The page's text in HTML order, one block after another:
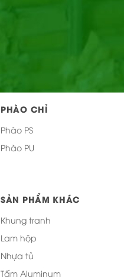
PHÀO CHỈ
Phào PS
Phào PU
SẢN PHẨM KHÁC
Khung tranh
Lam hộp
Nhựa tủ
Tấm Aluminum